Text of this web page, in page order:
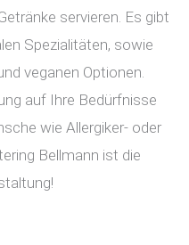
servieren. Es gibt
Spezialitäten, sowie
veganen Optionen.
auf Ihre Bedürfnisse
wie Allergiker- oder
Bellmann ist die